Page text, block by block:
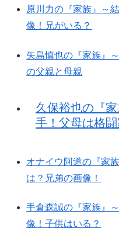
原川力の『家族』～
像！兄がいる？
矢島慎也の『家族』
の父親と母親
久保裕也の『
手！父母は格
オナイウ阿道の『家
は？兄弟の画像！
手倉森誠の『家族』
像！子供はいる？